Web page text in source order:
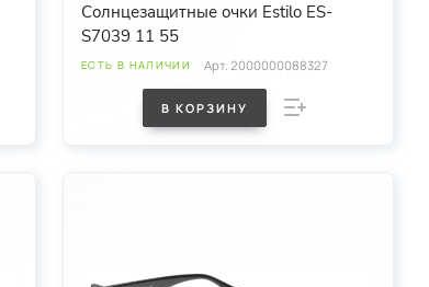
Солнцезащитные очки Estilo ES-
S7039 11 55
ЕСТЬ В НАЛИЧИИ Арт.2000000088327
В КОРЗИНУ